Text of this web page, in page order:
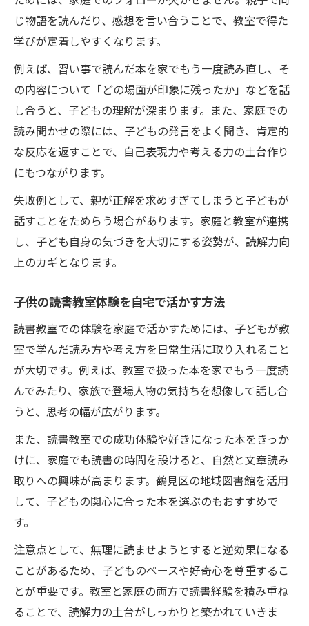
じ物語を読んだり、感想を言い合うことで、教室で得た
学びが定着しやすくなります。
例えば、習い事で読んだ本を家でもう一度読み直し、そ
の内容について「どの場面が印象に残ったか」などを話
し合うと、子どもの理解が深まります。また、家庭での
読み聞かせの際には、子どもの発言をよく聞き、肯定的
な反応を返すことで、自己表現力や考える力の土台作り
にもつながります。
失敗例として、親が正解を求めすぎてしまうと子どもが
話すことをためらう場合があります。家庭と教室が連携
し、子ども自身の気づきを大切にする姿勢が、読解力向
上のカギとなります。
子供の読書教室体験を自宅で活かす方法
読書教室での体験を家庭で活かすためには、子どもが教
室で学んだ読み方や考え方を日常生活に取り入れること
が大切です。例えば、教室で扱った本を家でもう一度読
んでみたり、家族で登場人物の気持ちを想像して話し合
うと、思考の幅が広がります。
また、読書教室での成功体験や好きになった本をきっか
けに、家庭でも読書の時間を設けると、自然と文章読み
取りへの興味が高まります。鶴見区の地域図書館を活用
して、子どもの関心に合った本を選ぶのもおすすめで
す。
注意点として、無理に読ませようとすると逆効果になる
ことがあるため、子どものペースや好奇心を尊重するこ
とが重要です。教室と家庭の両方で読書経験を積み重ね
ることで、読解力の土台がしっかりと築かれていきま